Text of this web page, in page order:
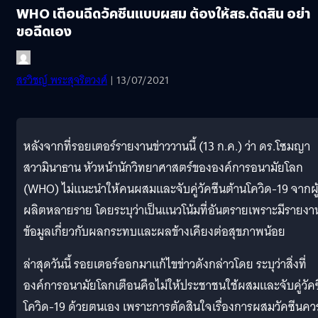
WHO เตือนฉีดวัคซีนแบบผสม ต้องให้สธ.ตัดสิน อย่า
ขอฉีดเอง
สรวิชญ์ พระสุจริตวงศ์ | 13/07/2021
หลังจากที่รอยเตอร์รายงานข่าววานนี้ (13 ก.ค.) ว่า ดร.โซมญา
สวามินาธาน หัวหน้านักวิทยาศาสตร์ขององค์การอนามัยโลก
(WHO) ไม่แนะนำให้คนผสมและจับคู่วัคซีนต้านโควิด-19 จากผู้
ผลิตหลายราย โดยระบุว่าเป็นแนวโน้มที่อันตรายเพราะมีรายง
ข้อมูลเกี่ยวกับผลกระทบและผลข้างเคียงต่อสุขภาพน้อย
ล่าสุดวันนี้ รอยเตอร์ออกมาแก้ไขข่าวดังกล่าวโดย ระบุว่าสิ่งที่
องค์การอนามัยโลกเตือนคือไม่ให้ประชาชนใช้ผสมและจับคู่วั
โควิด-19 ด้วยตนเอง เพราะการตัดสินใจเรื่องการผสมวัคซีนค